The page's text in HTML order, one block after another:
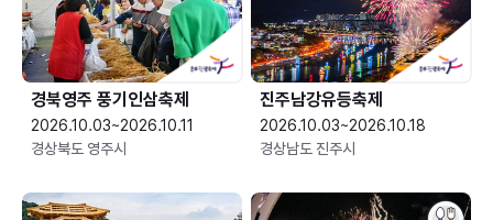
경북영주 풍기인삼축제
2026.10.03~2026.10.11
경상북도 영주시
진주남강유등축제
2026.10.03~2026.10.18
경상남도 진주시